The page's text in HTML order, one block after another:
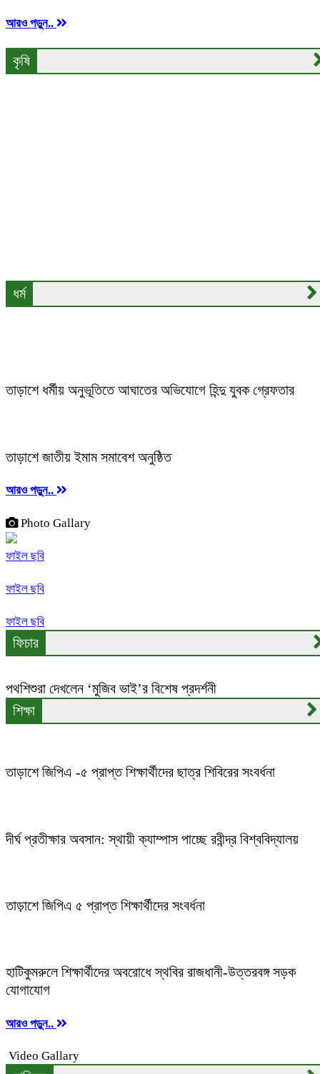
আরও পড়ুন..
কৃষি
ধর্ম
তাড়াশে ধর্মীয় অনুভূতিতে আঘাতের অভিযোগে হিন্দু যুবক গ্রেফতার
তাড়াশে জাতীয় ইমাম সমাবেশ অনুষ্ঠিত
আরও পড়ুন..
Photo Gallary
ফাইল ছবি
ফাইল ছবি
ফাইল ছবি
ফিচার
পথশিশুরা দেখলেন ‘মুজিব ভাই’র বিশেষ প্রদর্শনী
শিক্ষা
তাড়াশে জিপিএ -৫ প্রাপ্ত শিক্ষার্থীদের ছাত্র শিবিরের সংবর্ধনা
দীর্ঘ প্রতীক্ষার অবসান: স্থায়ী ক্যাম্পাস পাচ্ছে রবীন্দ্র বিশ্ববিদ্যালয়
তাড়াশে জিপিএ ৫ প্রাপ্ত শিক্ষার্থীদের সংবর্ধনা
হাটিকুমরুলে শিক্ষার্থীদের অবরোধে স্থবির রাজধানী-উত্তরবঙ্গ সড়ক
যোগাযোগ
আরও পড়ুন..
Video Gallary